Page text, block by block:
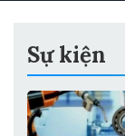
Sự kiện